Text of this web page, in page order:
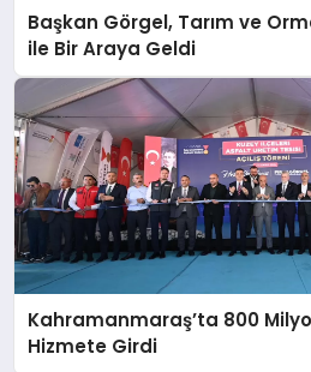
Başkan Görgel, Tarım ve
ile Bir Araya Geldi
Kahramanmaraş’ta 800
Hizmete Girdi